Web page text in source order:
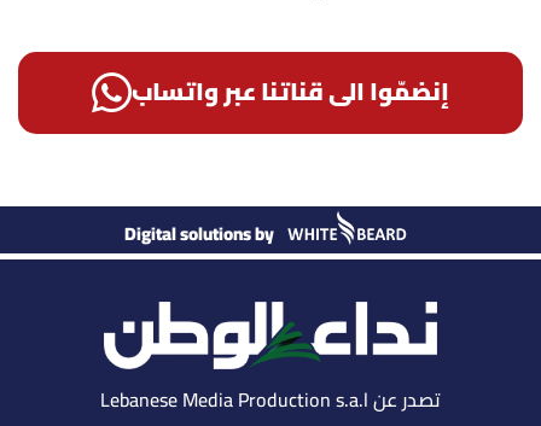
إنضمّوا الى قناتنا عبر واتساب
Digital solutions by
تصدر عن Lebanese Media Production s.a.l